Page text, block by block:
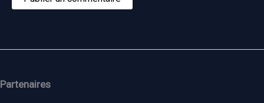
Partenaires